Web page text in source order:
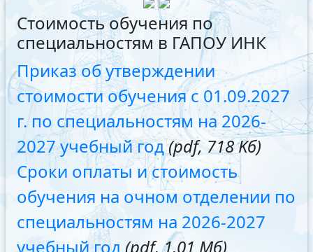
Стоимость обучения по
специальностям в ГАПОУ ИНК
Приказ об утверждении
стоимости обучения с 01.09.2027
г. по специальностям на 2026-
2027 учебный год(pdf, 718 Kб)
Сроки оплаты и стоимость
обучения на очном отделении по
специальностям на 2026-2027
учебный год (pdf, 1,01 Мб)